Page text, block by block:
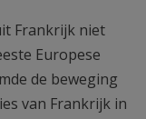
Frankrijk niet
Europese
de beweging
van Frankrijk in